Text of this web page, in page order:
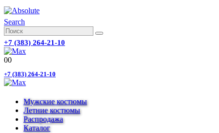
Search
+7 (383) 264-21-10
00
+7 (383) 264-21-10
Мужские костюмы
Летние костюмы
Распродажа
Каталог